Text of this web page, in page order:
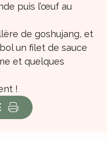
puis l’œuf au
de goshujang, et
un filet de sauce
et quelques
!